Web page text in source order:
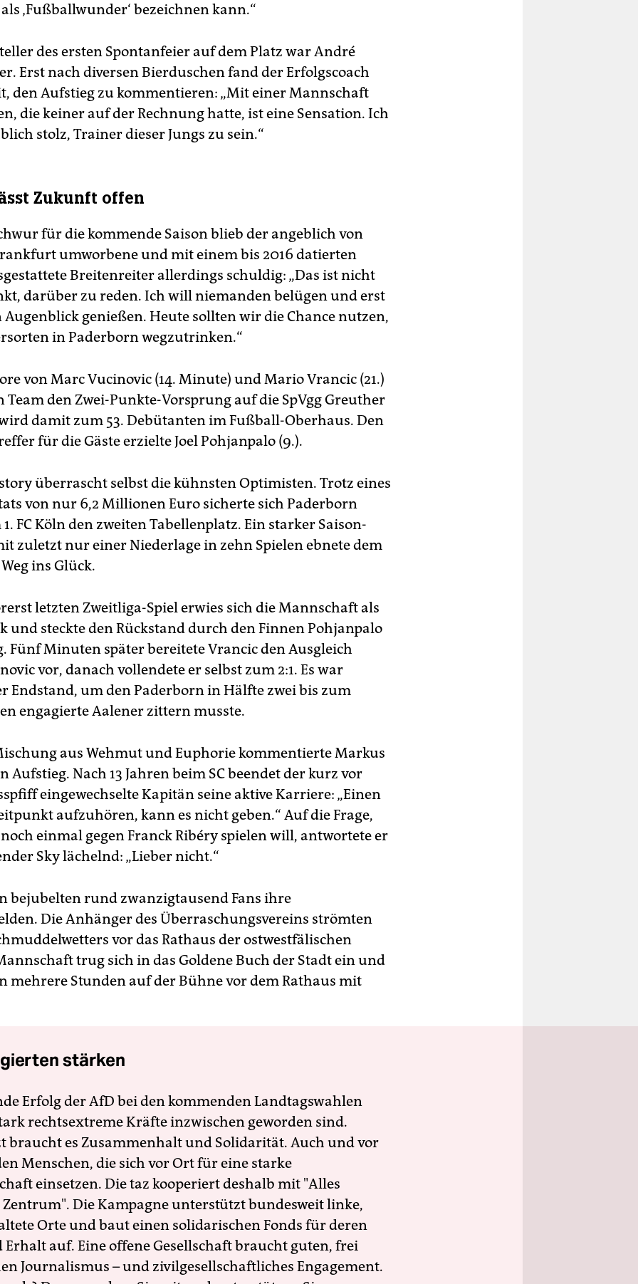
‚Fußballwunder‘ bezeichnen kann.“
des ersten Spontanfeier auf dem Platz war André
Erst nach diversen Bierduschen fand der Erfolgscoach
den Aufstieg zu kommentieren: „Mit einer Mannschaft
die keiner auf der Rechnung hatte, ist eine Sensation. Ich
stolz, Trainer dieser Jungs zu sein.“
Zukunft offen
für die kommende Saison blieb der angeblich von
umworbene und mit einem bis 2016 datierten
Breitenreiter allerdings schuldig: „Das ist nicht
darüber zu reden. Ich will niemanden belügen und erst
genießen. Heute sollten wir die Chance nutzen,
in Paderborn wegzutrinken.“
von Marc Vucinovic (14. Minute) und Mario Vrancic (21.)
Team den Zwei-Punkte-Vorsprung auf die SpVgg Greuther
damit zum 53. Debütanten im Fußball-Oberhaus. Den
für die Gäste erzielte Joel Pohjanpalo (9.).
überrascht selbst die kühnsten Optimisten. Trotz eines
von nur 6,2 Millionen Euro sicherte sich Paderborn
FC Köln den zweiten Tabellenplatz. Ein starker Saison-
zuletzt nur einer Niederlage in zehn Spielen ebnete dem
ins Glück.
letzten Zweitliga-Spiel erwies sich die Mannschaft als
und steckte den Rückstand durch den Finnen Pohjanpalo
Fünf Minuten später bereitete Vrancic den Ausgleich
vor, danach vollendete er selbst zum 2:1. Es war
Endstand, um den Paderborn in Hälfte zwei bis zum
engagierte Aalener zittern musste.
aus Wehmut und Euphorie kommentierte Markus
Aufstieg. Nach 13 Jahren beim SC beendet der kurz vor
eingewechselte Kapitän seine aktive Karriere: „Einen
aufzuhören, kann es nicht geben.“ Auf die Frage,
einmal gegen Franck Ribéry spielen will, antwortete er
Sky lächelnd: „Lieber nicht.“
bejubelten rund zwanzigtausend Fans ihre
Die Anhänger des Überraschungsvereins strömten
vor das Rathaus der ostwestfälischen
trug sich in das Goldene Buch der Stadt ein und
mehrere Stunden auf der Bühne vor dem Rathaus mit
stärken
Erfolg der AfD bei den kommenden Landtagswahlen
rechtsextreme Kräfte inzwischen geworden sind.
braucht es Zusammenhalt und Solidarität. Auch und vor
Menschen, die sich vor Ort für eine starke
einsetzen. Die taz kooperiert deshalb mit "Alles
Die Kampagne unterstützt bundesweit linke,
Orte und baut einen solidarischen Fonds für deren
Erhalt auf. Eine offene Gesellschaft braucht guten, frei
Journalismus – und zivilgesellschaftliches Engagement.